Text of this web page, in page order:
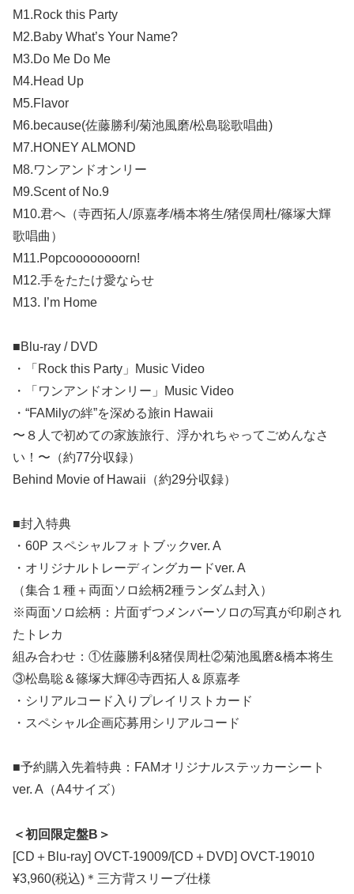
M1.Rock this Party
M2.Baby What’s Your Name?
M3.Do Me Do Me
M4.Head Up
M5.Flavor
M6.because(佐藤勝利/菊池風磨/松島聡歌唱曲)
M7.HONEY ALMOND
M8.ワンアンドオンリー
M9.Scent of No.9
M10.君へ（寺西拓人/原嘉孝/橋本将生/猪俣周杜/篠塚大輝
歌唱曲）
M11.Popcoooooooorn!
M12.手をたたけ愛ならせ
M13. I’m Home
■Blu-ray / DVD
・「Rock this Party」Music Video
・「ワンアンドオンリー」Music Video
・“FAMilyの絆”を深める旅in Hawaii
〜８人で初めての家族旅行、浮かれちゃってごめんなさ
い！〜（約77分収録）
Behind Movie of Hawaii（約29分収録）
■封入特典
・60P スペシャルフォトブックver. A
・オリジナルトレーディングカードver. A
（集合１種＋両面ソロ絵柄2種ランダム封入）
※両面ソロ絵柄：片面ずつメンバーソロの写真が印刷され
たトレカ
組み合わせ：①佐藤勝利&猪俣周杜②菊池風磨&橋本将生
③松島聡＆篠塚大輝④寺西拓人＆原嘉孝
・シリアルコード入りプレイリストカード
・スペシャル企画応募用シリアルコード
■予約購入先着特典：FAMオリジナルステッカーシート
ver. A（A4サイズ）
＜初回限定盤B＞
[CD＋Blu-ray] OVCT-19009/[CD＋DVD] OVCT-19010
¥3,960(税込)＊三方背スリーブ仕様